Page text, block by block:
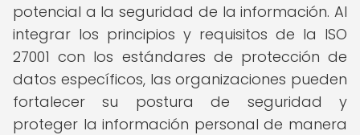
potencial a la seguridad de la información. Al
integrar los principios y requisitos de la ISO
27001 con los estándares de protección de
datos específicos, las organizaciones pueden
fortalecer su postura de seguridad y
proteger la información personal de manera